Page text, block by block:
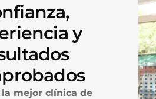
y
la mejor clínica de